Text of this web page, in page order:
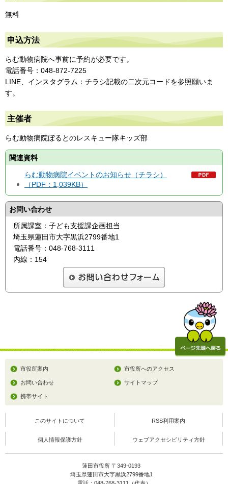
無料
申込方法
らむ動物病院へ事前に予約が必要です。
電話番号：048-872-7225
LINE、インスタグラム：チラシ記載の二次元コードを参照願いま
す。
主催者
らむ動物病院ぼるとのレスキュー隊キッズ部
関連資料
らむ動物病院イベントのお知らせ（チラシ）
（PDF：1,039KB）
お問い合わせ
所属課室：子ども支援課企画担当
埼玉県蓮田市大字黒浜2799番地1
電話番号：048-768-3111
内線：154
市役所案内 市役所へのアクセス
お問い合わせ サイトマップ
携帯サイト
このサイトについて RSS利用案内
個人情報保護方針 ウェブアクセシビリティ方針
蓮田市役所 〒349-0193
埼玉県蓮田市大字黒浜2799番地1
電話：048-768-3111（代表）